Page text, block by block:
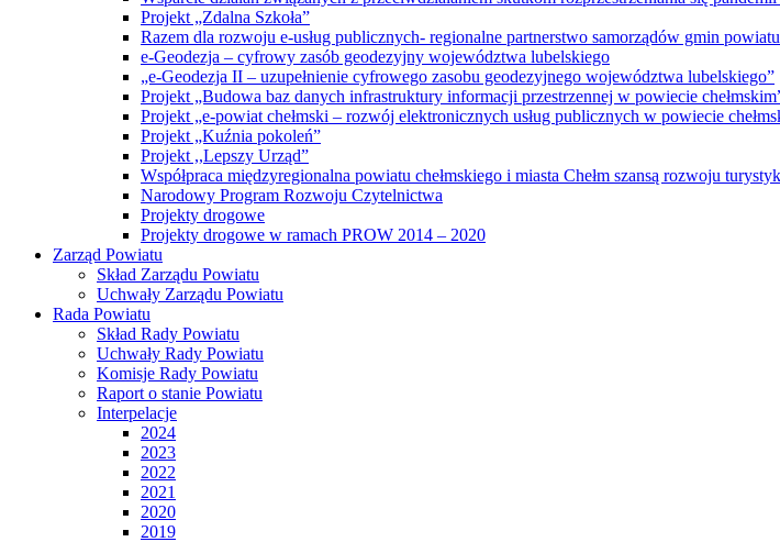
Projekt „Zdalna Szkoła”
Razem dla rozwoju e-usług publicznych- regionalne partnerstwo samorządów gmin
e-Geodezja – cyfrowy zasób geodezyjny województwa lubelskiego
„e-Geodezja II – uzupełnienie cyfrowego zasobu geodezyjnego województwa lubelskiego”
Projekt „Budowa baz danych infrastruktury informacji przestrzennej w powiecie
Projekt „e-powiat chełmski – rozwój elektronicznych usług publicznych w powiecie
Projekt „Kuźnia pokoleń”
Projekt ,,Lepszy Urząd”
Współpraca międzyregionalna powiatu chełmskiego i miasta Chełm szansą rozwoju
Narodowy Program Rozwoju Czytelnictwa
Projekty drogowe
Projekty drogowe w ramach PROW 2014 – 2020
Zarząd Powiatu
Skład Zarządu Powiatu
Uchwały Zarządu Powiatu
Rada Powiatu
Skład Rady Powiatu
Uchwały Rady Powiatu
Komisje Rady Powiatu
Raport o stanie Powiatu
Interpelacje
2024
2023
2022
2021
2020
2019